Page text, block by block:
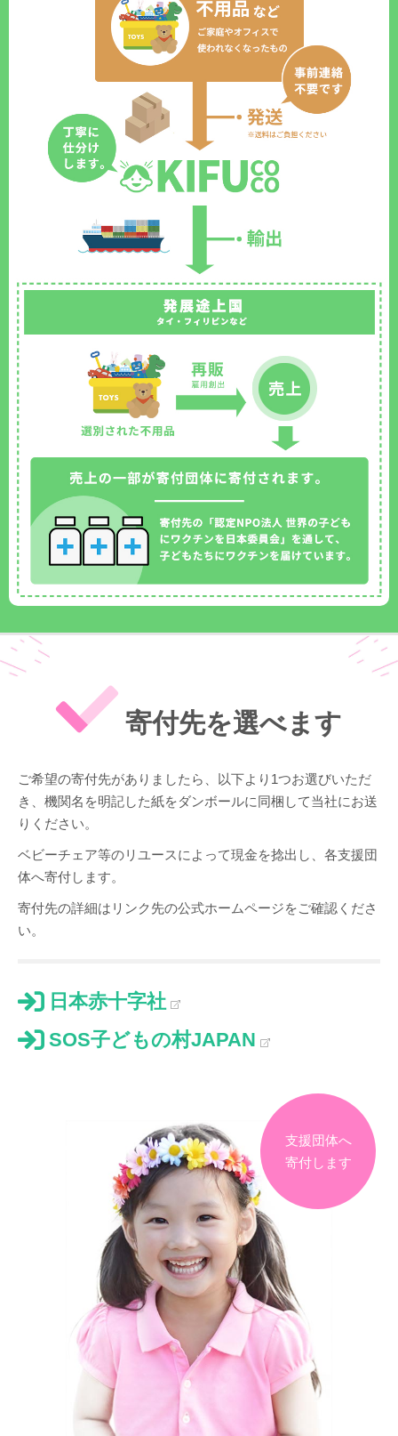
寄付先を選べます
ご希望の寄付先がありましたら、以下より1つお選びいただ
き、機関名を明記した紙をダンボールに同梱して当社にお送
りください。
ベビーチェア等のリユースによって現金を捻出し、各支援団
体へ寄付します。
寄付先の詳細はリンク先の公式ホームページをご確認くださ
い。
日本赤十字社
SOS子どもの村JAPAN
支援団体へ
寄付します